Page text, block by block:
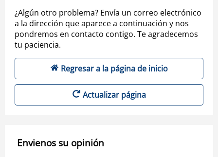
¿Algún otro problema? Envía un correo electrónico
a la dirección que aparece a continuación y nos
pondremos en contacto contigo. Te agradecemos
tu paciencia.
Regresar a la página de inicio
Actualizar página
Envienos su opinión